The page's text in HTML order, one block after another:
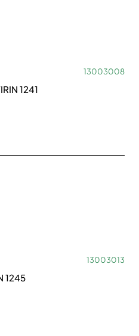
13003008
1241
13003013
1245